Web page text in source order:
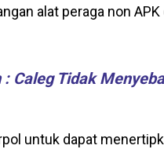
alat peraga non APK
Caleg Tidak
untuk dapat